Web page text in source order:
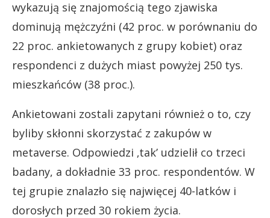
wykazują się znajomością tego zjawiska
dominują mężczyźni (42 proc. w porównaniu do
22 proc. ankietowanych z grupy kobiet) oraz
respondenci z dużych miast powyżej 250 tys.
mieszkańców (38 proc.).
Ankietowani zostali zapytani również o to, czy
byliby skłonni skorzystać z zakupów w
metaverse. Odpowiedzi ‚tak’ udzielił co trzeci
badany, a dokładnie 33 proc. respondentów. W
tej grupie znalazło się najwięcej 40-latków i
dorosłych przed 30 rokiem życia.